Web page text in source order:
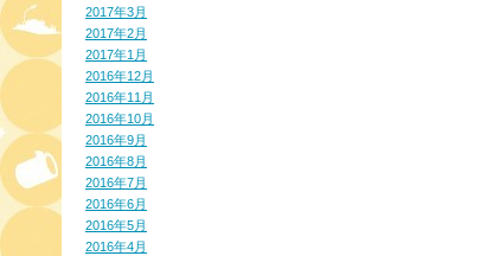
2017年3月
2017年2月
2017年1月
2016年12月
2016年11月
2016年10月
2016年9月
2016年8月
2016年7月
2016年6月
2016年5月
2016年4月